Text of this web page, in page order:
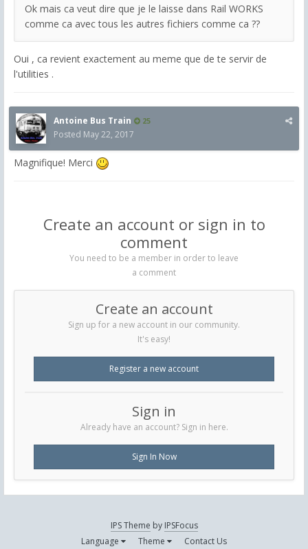
Ok mais ca veut dire que je le laisse dans Rail WORKS
comme ca avec tous les autres fichiers comme ca ??
Oui , ca revient exactement au meme que de te servir de
l'utilities .
Antoine Bus Train 25
Posted May 22, 2017
Magnifique! Merci
Create an account or sign in to
comment
You need to be a member in order to leave
a comment
Create an account
Sign up for a new account in our community.
It's easy!
Register a new account
Sign in
Already have an account? Sign in here.
Sign In Now
IPS Theme by IPSFocus
Language
Theme Contact Us